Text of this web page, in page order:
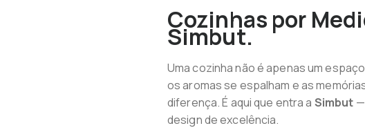
Cozinhas por
Simbut.
Uma cozinha não é apenas um
os aromas se espalham e as
diferença. É aqui que entra a Simbut
design de excelência.